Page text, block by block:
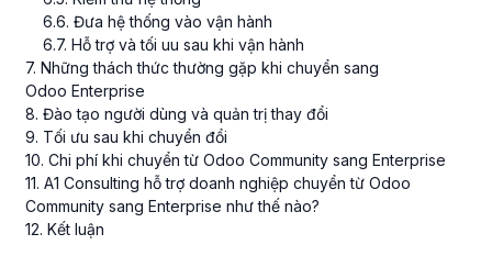
6.6. Đưa hệ thống vào vận hành
6.7. Hỗ trợ và tối uu sau khi vận hành
7. Những thách thức thường gặp khi chuyển sang
Odoo Enterprise
8. Đào tạo người dùng và quản trị thay đổi
9. Tối ưu sau khi chuyển đổi
10. Chi phí khi chuyển từ Odoo Community sang Enterprise
11. A1 Consulting hỗ trợ doanh nghiệp chuyển từ Odoo
Community sang Enterprise như thế nào?
12. Kết luận